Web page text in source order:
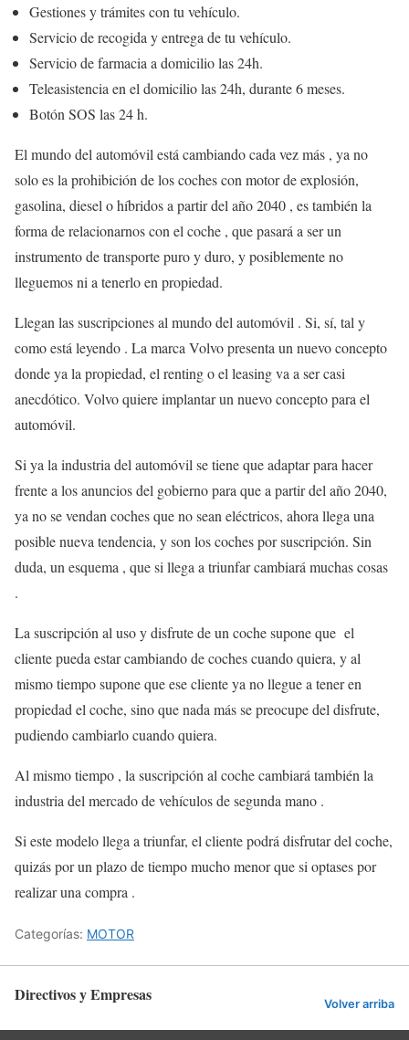
Gestiones y trámites con tu vehículo.
Servicio de recogida y entrega de tu vehículo.
Servicio de farmacia a domicilio las 24h.
Teleasistencia en el domicilio las 24h, durante 6 meses.
Botón SOS las 24 h.
El mundo del automóvil está cambiando cada vez más , ya no
solo es la prohibición de los coches con motor de explosión,
gasolina, diesel o híbridos a partir del año 2040 , es también la
forma de relacionarnos con el coche , que pasará a ser un
instrumento de transporte puro y duro, y posiblemente no
lleguemos ni a tenerlo en propiedad.
Llegan las suscripciones al mundo del automóvil . Si, sí, tal y
como está leyendo . La marca Volvo presenta un nuevo concepto
donde ya la propiedad, el renting o el leasing va a ser casi
anecdótico. Volvo quiere implantar un nuevo concepto para el
automóvil.
Si ya la industria del automóvil se tiene que adaptar para hacer
frente a los anuncios del gobierno para que a partir del año 2040,
ya no se vendan coches que no sean eléctricos, ahora llega una
posible nueva tendencia, y son los coches por suscripción. Sin
duda, un esquema , que si llega a triunfar cambiará muchas cosas
.
La suscripción al uso y disfrute de un coche supone que el
cliente pueda estar cambiando de coches cuando quiera, y al
mismo tiempo supone que ese cliente ya no llegue a tener en
propiedad el coche, sino que nada más se preocupe del disfrute,
pudiendo cambiarlo cuando quiera.
Al mismo tiempo , la suscripción al coche cambiará también la
industria del mercado de vehículos de segunda mano .
Si este modelo llega a triunfar, el cliente podrá disfrutar del coche,
quizás por un plazo de tiempo mucho menor que si optases por
realizar una compra .
Categorías: MOTOR
Directivos y Empresas Volver arriba